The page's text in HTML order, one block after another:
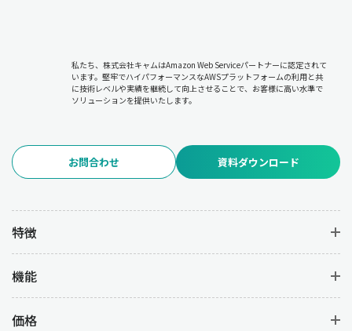
私たち、株式会社キャムはAmazon Web Serviceパートナーに認定されて
います。堅牢でハイパフォーマンスなAWSプラットフォームの利用と共
に技術レベルや実績を継続して向上させることで、お客様に高い水準で
ソリューションを提供いたします。
お問合わせ 資料ダウンロード
特徴
機能
価格